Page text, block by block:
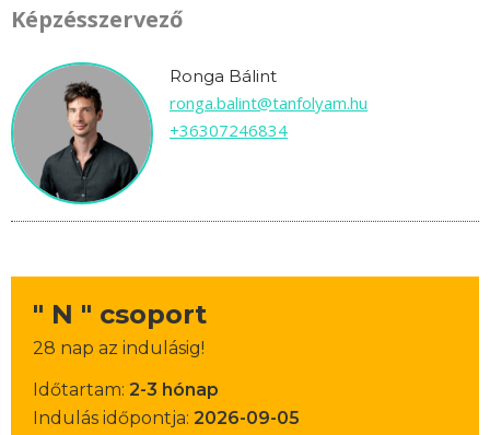
Képzésszervező
Ronga Bálint
ronga.balint@tanfolyam.hu
+36307246834
" N " csoport
28 nap az indulásig!
Időtartam: 2-3 hónap
Indulás időpontja: 2026-09-05